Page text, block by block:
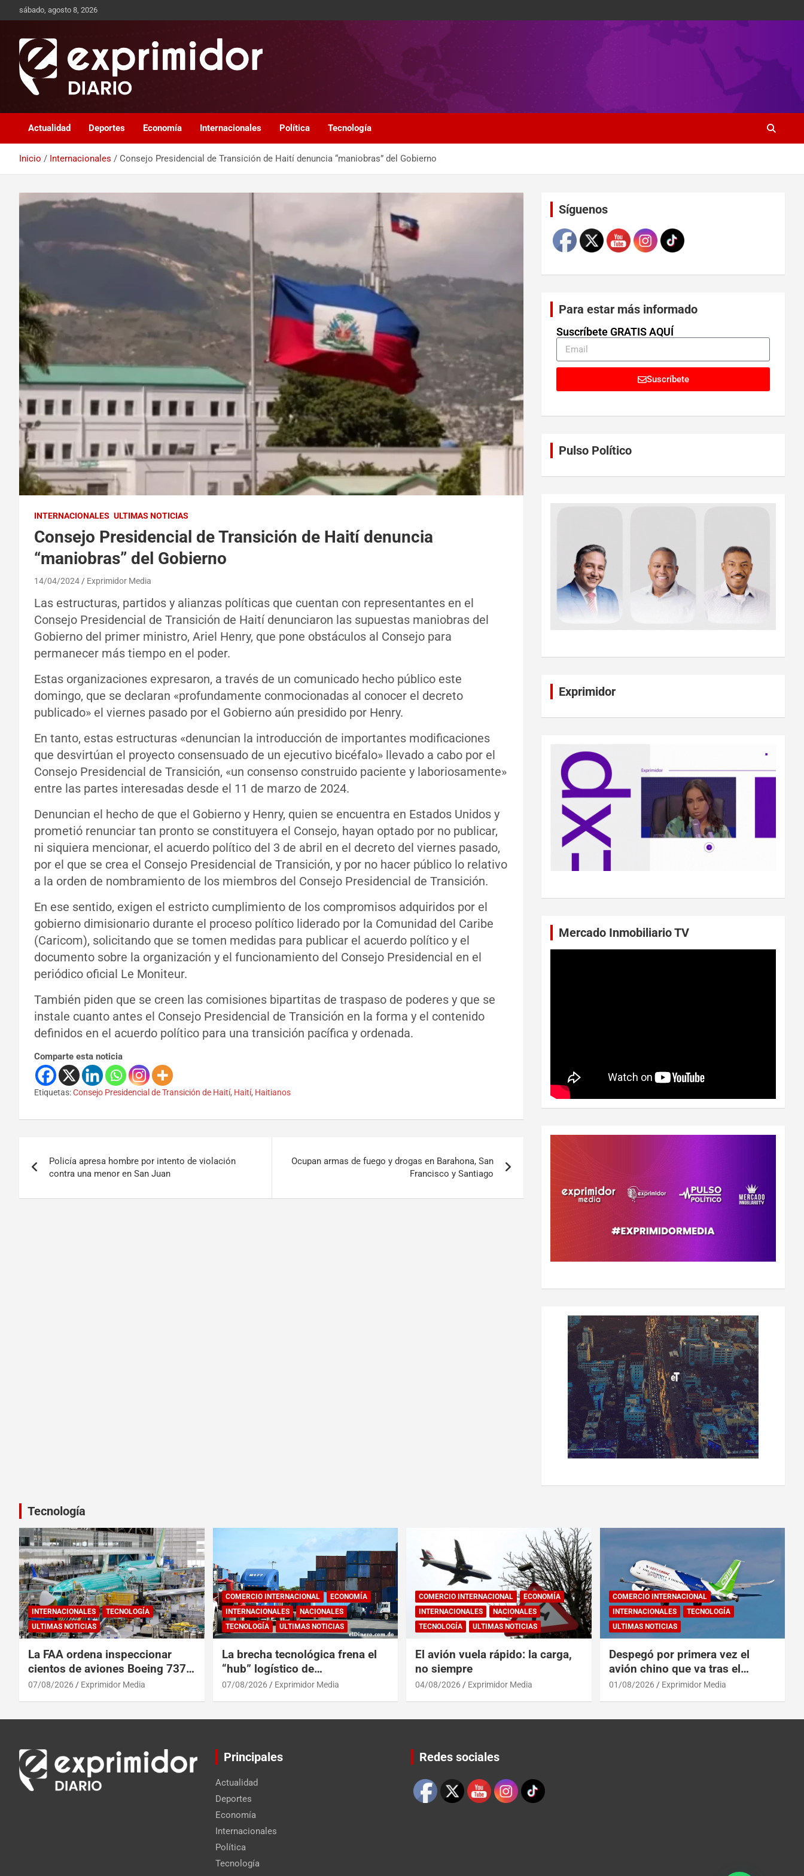
sábado, agosto 8, 2026
Exprimidor media
Actualidad Deportes Economía Internacionales Política Tecnología
Inicio Internacionales Consejo Presidencial de Transición de Haití denuncia “maniobras” del Gobierno
INTERNACIONALES ULTIMAS NOTICIAS
Consejo Presidencial de Transición de Haití denuncia
“maniobras” del Gobierno
14/04/2024 Exprimidor Media
Las estructuras, partidos y alianzas políticas que cuentan con representantes en el
Consejo Presidencial de Transición de Haití denunciaron las supuestas maniobras del
Gobierno del primer ministro, Ariel Henry, que pone obstáculos al Consejo para
permanecer más tiempo en el poder.
Estas organizaciones expresaron, a través de un comunicado hecho público este
domingo, que se declaran «profundamente conmocionadas al conocer el decreto
publicado» el viernes pasado por el Gobierno aún presidido por Henry.
En tanto, estas estructuras «denuncian la introducción de importantes modificaciones
que desvirtúan el proyecto consensuado de un ejecutivo bicéfalo» llevado a cabo por el
Consejo Presidencial de Transición, «un consenso construido paciente y laboriosamente»
entre las partes interesadas desde el 11 de marzo de 2024.
Denuncian el hecho de que el Gobierno y Henry, quien se encuentra en Estados Unidos y
prometió renunciar tan pronto se constituyera el Consejo, hayan optado por no publicar,
ni siquiera mencionar, el acuerdo político del 3 de abril en el decreto del viernes pasado,
por el que se crea el Consejo Presidencial de Transición, y por no hacer público lo relativo
a la orden de nombramiento de los miembros del Consejo Presidencial de Transición.
En ese sentido, exigen el estricto cumplimiento de los compromisos adquiridos por el
gobierno dimisionario durante el proceso político liderado por la Comunidad del Caribe
(Caricom), solicitando que se tomen medidas para publicar el acuerdo político y el
documento sobre la organización y el funcionamiento del Consejo Presidencial en el
periódico oficial Le Moniteur.
También piden que se creen las comisiones bipartitas de traspaso de poderes y que se
instale cuanto antes el Consejo Presidencial de Transición en la forma y el contenido
definidos en el acuerdo político para una transición pacífica y ordenada.
Comparte esta noticia
Etiquetas:Consejo Presidencial de Transición de Haití, Haití, Haitianos
Policía apresa hombre por intento de violación
contra una menor en San Juan
Ocupan armas de fuego y drogas en Barahona, San
Francisco y Santiago
SíguenosSet Youtube Channel ID
Para estar más informado
Suscríbete GRATIS AQUÍ
Suscríbete
Pulso Político
Exprimidor
Mercado Inmobiliario TV
Tecnología
INTERNACIONALES
TECNOLOGÍA
ULTIMAS NOTICIAS
La FAA ordena inspeccionar
cientos de aviones Boeing 737
Max por posibles grietas
07/08/2026 Exprimidor Media
COMERCIO INTERNACIONAL
ECONOMÍA
INTERNACIONALES
NACIONALES
TECNOLOGÍA
ULTIMAS NOTICIAS
La brecha tecnológica frena el
“hub” logístico de
Centroamérica y RD
07/08/2026 Exprimidor Media
COMERCIO INTERNACIONAL
ECONOMÍA
INTERNACIONALES
NACIONALES
TECNOLOGÍA
ULTIMAS NOTICIAS
El avión vuela rápido: la carga,
no siempre
04/08/2026 Exprimidor Media
COMERCIO INTERNACIONAL
INTERNACIONALES
TECNOLOGÍA
ULTIMAS NOTICIAS
Despegó por primera vez el
avión chino que va tras el
reinado del A319 en el Tíbet
01/08/2026 Exprimidor Media
Principales
Actualidad
Deportes
Economía
Internacionales
Política
Tecnología
Redes sociales
Set Youtube Channel ID